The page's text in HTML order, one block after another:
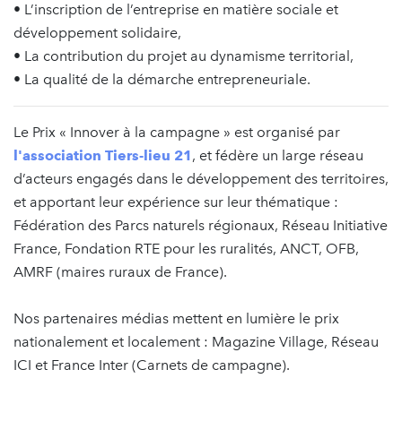
• L’inscription de l’entreprise en matière sociale et
développement solidaire,
• La contribution du projet au dynamisme territorial,
• La qualité de la démarche entrepreneuriale.
Le Prix « Innover à la campagne » est organisé par
l'association Tiers-lieu 21, et fédère un large réseau
d’acteurs engagés dans le développement des territoires,
et apportant leur expérience sur leur thématique :
Fédération des Parcs naturels régionaux, Réseau Initiative
France, Fondation RTE pour les ruralités, ANCT, OFB,
AMRF (maires ruraux de France).
Nos partenaires médias mettent en lumière le prix
nationalement et localement : Magazine Village, Réseau
ICI et France Inter (Carnets de campagne).